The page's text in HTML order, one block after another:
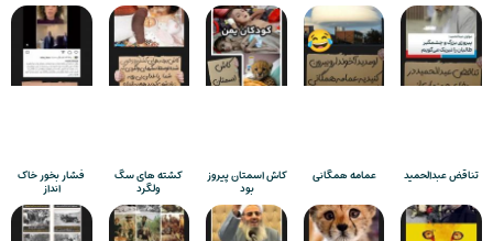
تناقض عبدالحمید عمامه همگانی کاش اسمتان پیروز
بود
کشته های سگ
ولگرد
فشار بخور خاک
انداز